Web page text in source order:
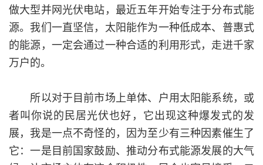
做大型并网光伏电站，最近五年开始专注于分布式能
源。我们一直坚信，太阳能作为一种低成本、普惠式
的能源，一定会通过一种合适的利用形式，走进千家
万户的。
所以对于目前市场上单体、户用太阳能系统，或
者叫你说的民居光伏也好，它出现这种爆发式的发
展，我是一点不奇怪的，因为至少有三种因素催生了
它：一是目前国家鼓励、推动分布式能源发展的大气